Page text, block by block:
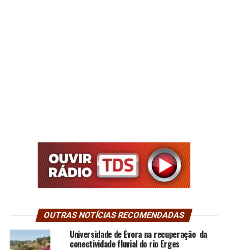
OUTRAS NOTÍCIAS RECOMENDADAS
Universidade de Évora na recuperação da
conectividade fluvial do rio Erges